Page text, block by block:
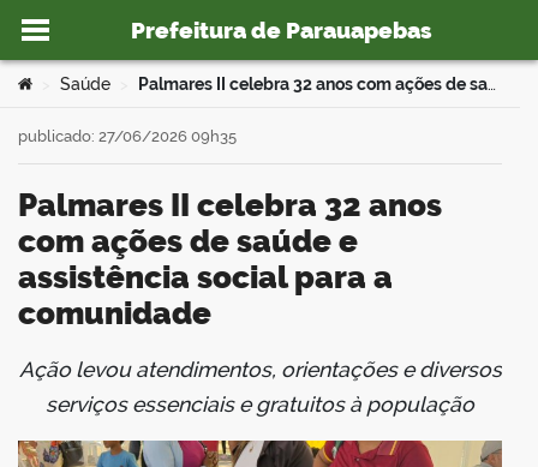
Ir para o conteúdo
Prefeitura de Parauapebas
portal
Você está aqui:
Saúde Palmares II celebra 32 anos com ações de saúde e assistência social para a comunidade
Palmares II celebra 32 anos
com ações de saúde e
assistência social para a
comunidade
publicado: 27/06/2026 09h35
Ação levou atendimentos, orientações e diversos
serviços essenciais e gratuitos à população